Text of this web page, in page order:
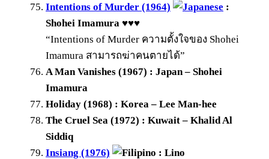
Intentions of Murder (1964)
:
Shohei Imamura ♥♥♥
“Intentions of Murder ความตั้งใจของ Shohei
Imamura สามารถฆ่าคนตายได้”
A Man Vanishes (1967) : Japan – Shohei
Imamura
Holiday (1968) : Korea – Lee Man-hee
The Cruel Sea (1972) : Kuwait – Khalid Al
Siddiq
Insiang (1976)
: Lino